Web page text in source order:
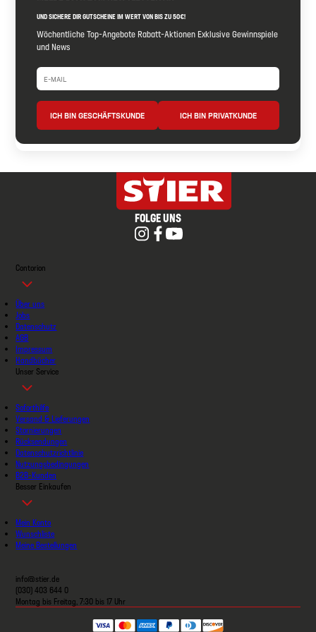
UND SICHERE DIR GUTSCHEINE IM WERT VON BIS ZU 50€!
Wöchentliche Top-Angebote Rabatt-Aktionen Exklusive Gewinnspiele
und News
ICH BIN GESCHÄFTSKUNDE ICH BIN PRIVATKUNDE
FOLGE UNS
Contorion
Über uns
Jobs
Datenschutz
AGB
Impressum
Handbücher
Unser Service
Soforthilfe
Versand & Lieferungen
Stornierungen
Rücksendungen
Datenschutzrichtlinie
Nutzungsbedingungen
B2B-Kunden
Besser Einkaufen
Mein Konto
Wunschliste
Meine Bestellungen
info@stier.de
(030) 403 644 0
Montag bis Freitag, 7:30 bis 17 Uhr